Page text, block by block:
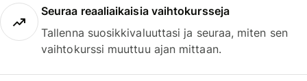
Seuraa reaaliaikaisia vaihtokursseja
Tallenna suosikkivaluuttasi ja seuraa, miten sen
vaihtokurssi muuttuu ajan mittaan.